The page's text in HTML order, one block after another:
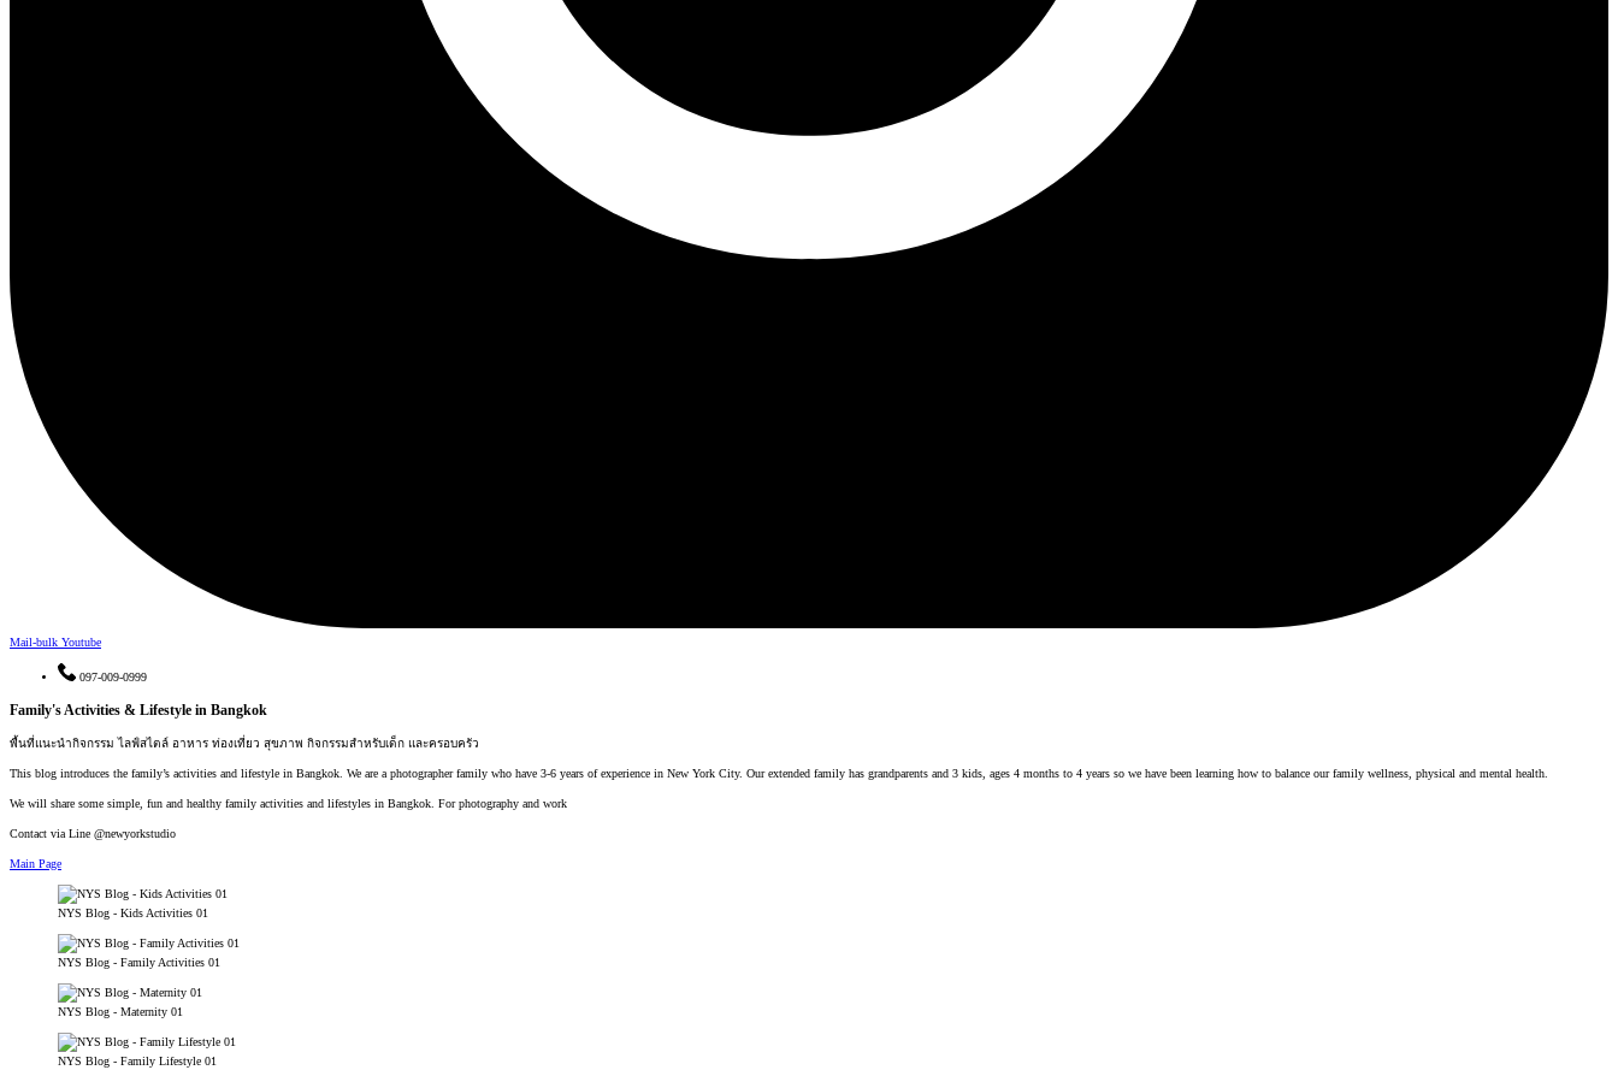
Mail-bulk Youtube
097-009-0999
Family's Activities & Lifestyle in Bangkok
พื้นที่แนะนำกิจกรรม ไลฟ์สไตล์ อาหาร ท่องเที่ยว สุขภาพ กิจกรรมสำหรับเด็ก และครอบครัว
This blog introduces the family’s activities and lifestyle in Bangkok. We are a photographer family who have 3-6 years of experience in New York City. Our extended family has grandparents and 3 kids, ages 4 months to 4 years so we have been learning how to balance our family wellness, physical and mental health.
We will share some simple, fun and healthy family activities and lifestyles in Bangkok. For photography and work
Contact via Line @newyorkstudio
Main Page
NYS Blog - Kids Activities 01
NYS Blog - Family Activities 01
NYS Blog - Maternity 01
NYS Blog - Family Lifestyle 01